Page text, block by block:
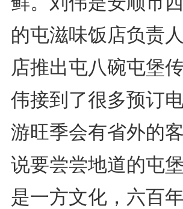
的屯滋味饭店负责
店推出屯八碗屯堡
伟接到了很多预订
游旺季会有省外的
说要尝尝地道的屯
是一方文化，六百